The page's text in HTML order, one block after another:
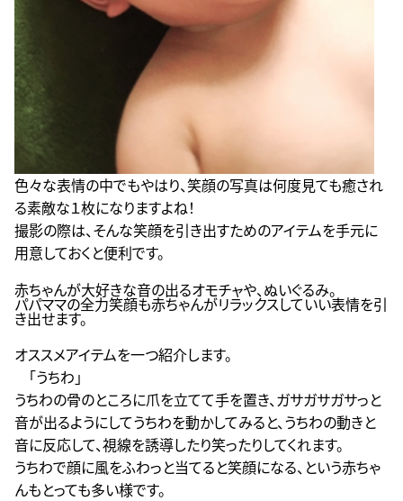
色々な表情の中でもやはり、笑顔の写真は何度見ても癒され
る素敵な１枚になりますよね！
撮影の際は、そんな笑顔を引き出すためのアイテムを手元に
用意しておくと便利です。
赤ちゃんが大好きな音の出るオモチャや、ぬいぐるみ。
パパママの全力笑顔も赤ちゃんがリラックスしていい表情を引
き出せます。
オススメアイテムを一つ紹介します。
「うちわ」
うちわの骨のところに爪を立てて手を置き、ガサガサガサっと
音が出るようにしてうちわを動かしてみると、うちわの動きと
音に反応して、視線を誘導したり笑ったりしてくれます。
うちわで顔に風をふわっと当てると笑顔になる、という赤ちゃ
んもとっても多い様です。